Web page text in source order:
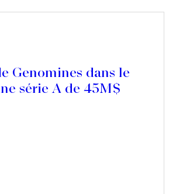
Genomines dans le
série A de 45M$